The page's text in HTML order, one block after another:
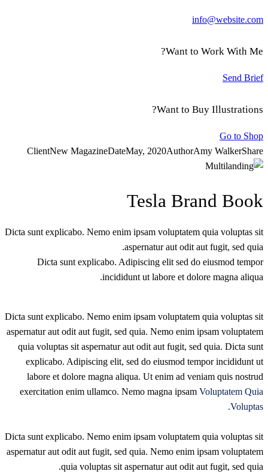
info@website.com
Want to Work With Me?
Send Brief
Want to Buy Illustrations?
Go to Shop
ClientNew MagazineDateMay, 2020AuthorAmy WalkerShare
Tesla Brand Book
Dicta sunt explicabo. Nemo enim ipsam voluptatem quia voluptas sit
aspernatur aut odit aut fugit, sed quia.
Dicta sunt explicabo. Adipiscing elit sed do eiusmod tempor
incididunt ut labore et dolore magna aliqua.
Dicta sunt explicabo. Nemo enim ipsam voluptatem quia voluptas sit
aspernatur aut odit aut fugit, sed quia. Nemo enim ipsam voluptatem
quia voluptas sit aspernatur aut odit aut fugit, sed quia. Dicta sunt
explicabo. Adipiscing elit, sed do eiusmod tempor incididunt ut
labore et dolore magna aliqua. Ut enim ad veniam quis nostrud
exercitation enim ullamco. Nemo magna ipsam Voluptatem Quia
Voluptas.
Dicta sunt explicabo. Nemo enim ipsam voluptatem quia voluptas sit
aspernatur aut odit aut fugit, sed quia. Nemo enim ipsam voluptatem
quia voluptas sit aspernatur aut odit aut fugit, sed quia.